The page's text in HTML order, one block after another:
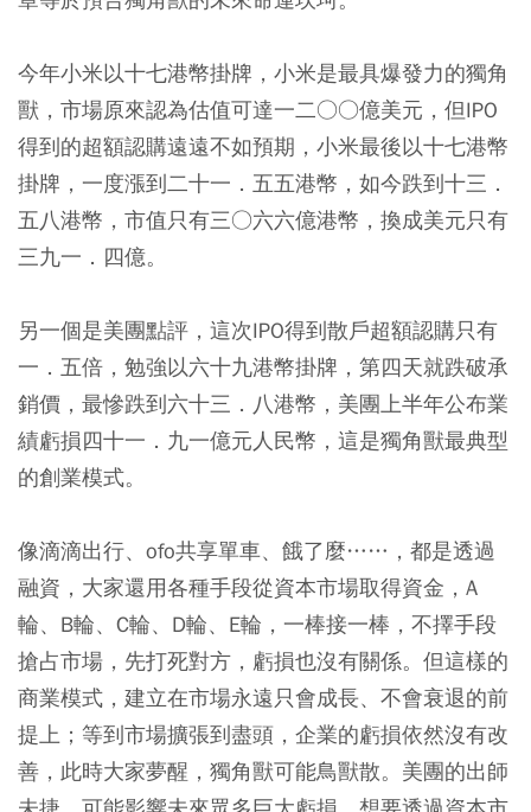
今年小米以十七港幣掛牌，小米是最具爆發力的獨角
獸，市場原來認為估值可達一二○○億美元，但IPO
得到的超額認購遠遠不如預期，小米最後以十七港幣
掛牌，一度漲到二十一．五五港幣，如今跌到十三．
五八港幣，市值只有三○六六億港幣，換成美元只有
三九一．四億。
另一個是美團點評，這次IPO得到散戶超額認購只有
一．五倍，勉強以六十九港幣掛牌，第四天就跌破承
銷價，最慘跌到六十三．八港幣，美團上半年公布業
績虧損四十一．九一億元人民幣，這是獨角獸最典型
的創業模式。
像滴滴出行、ofo共享單車、餓了麼……，都是透過
融資，大家還用各種手段從資本市場取得資金，A
輪、B輪、C輪、D輪、E輪，一棒接一棒，不擇手段
搶占市場，先打死對方，虧損也沒有關係。但這樣的
商業模式，建立在市場永遠只會成長、不會衰退的前
提上；等到市場擴張到盡頭，企業的虧損依然沒有改
善，此時大家夢醒，獨角獸可能鳥獸散。美團的出師